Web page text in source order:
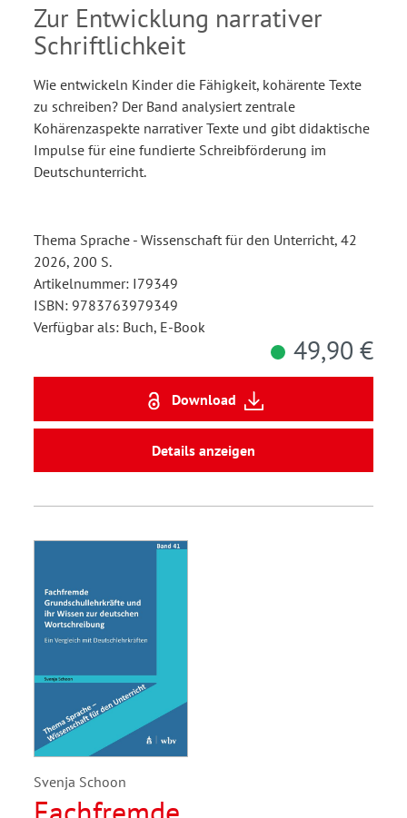
Zur Entwicklung narrativer
Schriftlichkeit
Wie entwickeln Kinder die Fähigkeit, kohärente Texte
zu schreiben? Der Band analysiert zentrale
Kohärenzaspekte narrativer Texte und gibt didaktische
Impulse für eine fundierte Schreibförderung im
Deutschunterricht.
Thema Sprache - Wissenschaft für den Unterricht, 42
2026, 200 S.
Artikelnummer: I79349
ISBN: 9783763979349
Verfügbar als: Buch, E-Book
49,90 €
Download
Details anzeigen
Svenja Schoon